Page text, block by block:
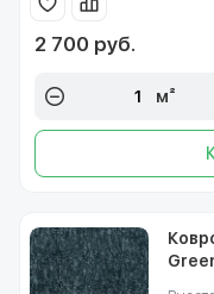
2 700 руб.
м²